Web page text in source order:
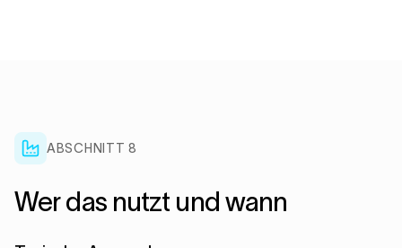
ABSCHNITT 8
Wer das nutzt und wann